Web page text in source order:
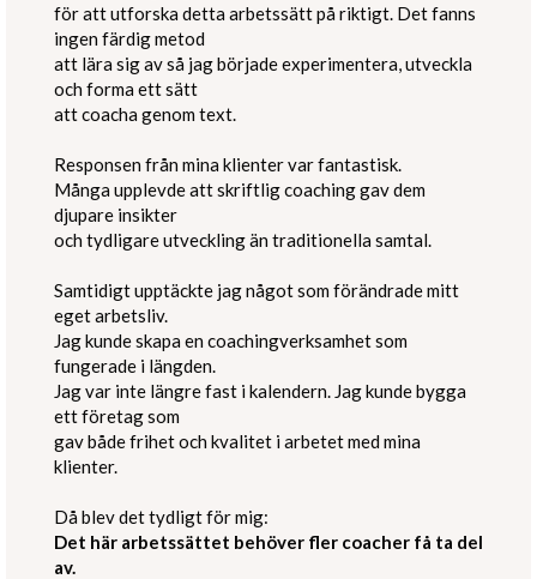
för att utforska detta arbetssätt på riktigt. Det fanns
ingen färdig metod
att lära sig av så jag började experimentera, utveckla
och forma ett sätt
att coacha genom text.
Responsen från mina klienter var fantastisk.
Många upplevde att skriftlig coaching gav dem
djupare insikter
och tydligare utveckling än traditionella samtal.
Samtidigt upptäckte jag något som förändrade mitt
eget arbetsliv.
Jag kunde skapa en coachingverksamhet som
fungerade i längden.
Jag var inte längre fast i kalendern. Jag kunde bygga
ett företag som
gav både frihet och kvalitet i arbetet med mina
klienter.
Då blev det tydligt för mig:
Det här arbetssättet behöver fler coacher få ta del
av.